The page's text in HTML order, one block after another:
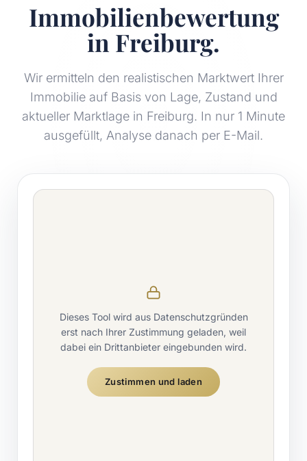
Immobilienbewertung
in Freiburg.
Wir ermitteln den realistischen Marktwert Ihrer
Immobilie auf Basis von Lage, Zustand und
aktueller Marktlage in Freiburg. In nur 1 Minute
ausgefüllt, Analyse danach per E-Mail.
Dieses Tool wird aus Datenschutzgründen
erst nach Ihrer Zustimmung geladen, weil
dabei ein Drittanbieter eingebunden wird.
Zustimmen und laden